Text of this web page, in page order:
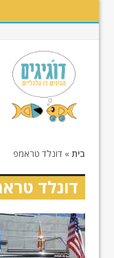
בית» דונלד טראמפ
דונלד